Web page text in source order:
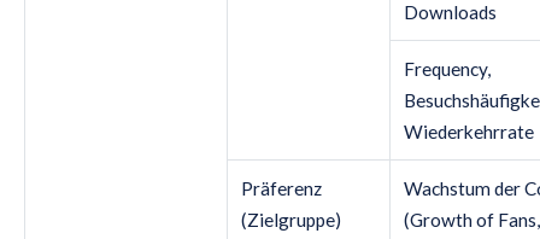
Downloads
Frequency,
Wiederkehrrate
Präferenz
(Zielgruppe)
Wachstum der
(Growth of